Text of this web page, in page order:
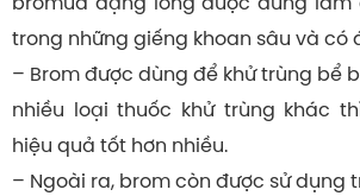
trong những giếng khoan sâu và có
– Brom được dùng để khử trùng bể
nhiều loại thuốc khử trùng khác
hiệu quả tốt hơn nhiều.
– Ngoài ra, brom còn được sử dụng